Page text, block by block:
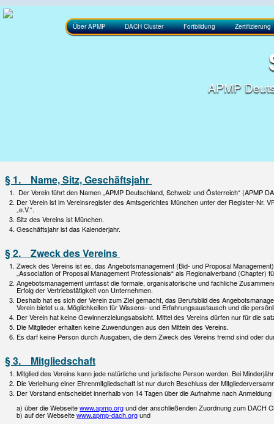
Über APMP DACH Cluster Fortbildung Zertifizierung
APMP
§ 1. Name, Sitz, Geschäftsjahr
Der Verein führt den Namen „APMP Deutschland, Schweiz und Österreich“ (APMP
Der Verein ist im Vereinsregister des Amtsgerichtes München unter der Register-Nr.
„e.V.“.
Sitz des Vereins ist München.
Geschäftsjahr ist das Kalenderjahr.
§ 2. Zweck des Vereins
Zweck des Vereins ist es, das Angebotsmanagement (Bid- und Proposal
„Association of Proposal Management Professionals“ als Regionalverband
Angebotsmanagement umfasst die formale, organisatorische und fachliche
Erfolg der Vertriebstätigkeit von Unternehmen.
Deshalb hat es sich der Verein zum Ziel gemacht, das Berufsbild des
Verein bietet u.a. Möglichkeiten für Wissens- und Erfahrungsaustausch und die
Der Verein hat keine Gewinnerzielungsabsicht. Mittel des Vereins dürfen nur für die
Die Mitglieder erhalten keine Zuwendungen aus den Mitteln des Vereins.
Es darf keine Person durch Ausgaben, die dem Zweck des Vereins fremd sind oder
§ 3. Mitgliedschaft
Mitglied des Vereins kann jede natürliche und juristische Person werden. Bei
Die Verleihung einer Ehrenmitgliedschaft ist nur durch Beschluss der
Der Vorstand entscheidet innerhalb von 14 Tagen über die Aufnahme nach Anmeldung
a) über die Webseitewww.apmp.orgund der anschließenden Zuordnung zum DACH
b) auf der Webseitewww.apmp-dach.orgund